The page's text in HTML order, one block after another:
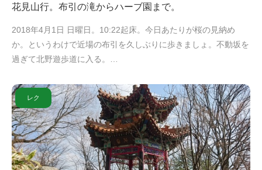
花見山行。布引の滝からハーブ園まで。
2018年4月1日 日曜日。10:22起床。今日あたりが桜の見納め
か。というわけで近場の布引を久しぶりに歩きましょ。不動坂を
過ぎて北野遊歩道に入る。…
レク